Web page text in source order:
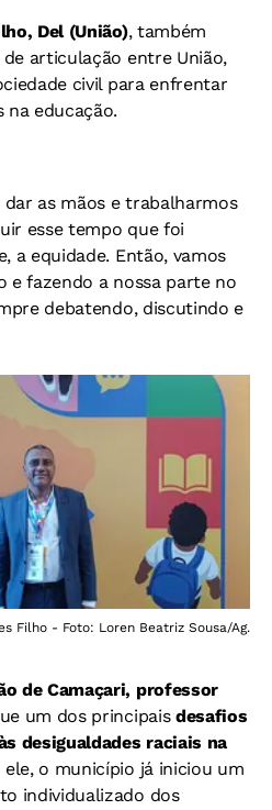
Del (União), também
articulação entre União,
civil para enfrentar
na educação.
dar as mãos e trabalharmos
esse tempo que foi
a equidade. Então, vamos
e fazendo a nossa parte no
debatendo, discutindo e
Filho - Foto: Loren Beatriz Sousa/Ag.
de Camaçari, professor
um dos principais desafios
desigualdades raciais na
ele, o município já iniciou um
individualizado dos